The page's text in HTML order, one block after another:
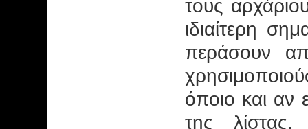
τους
ιδιαίτερη
περάσουν
όποιο και αν
της